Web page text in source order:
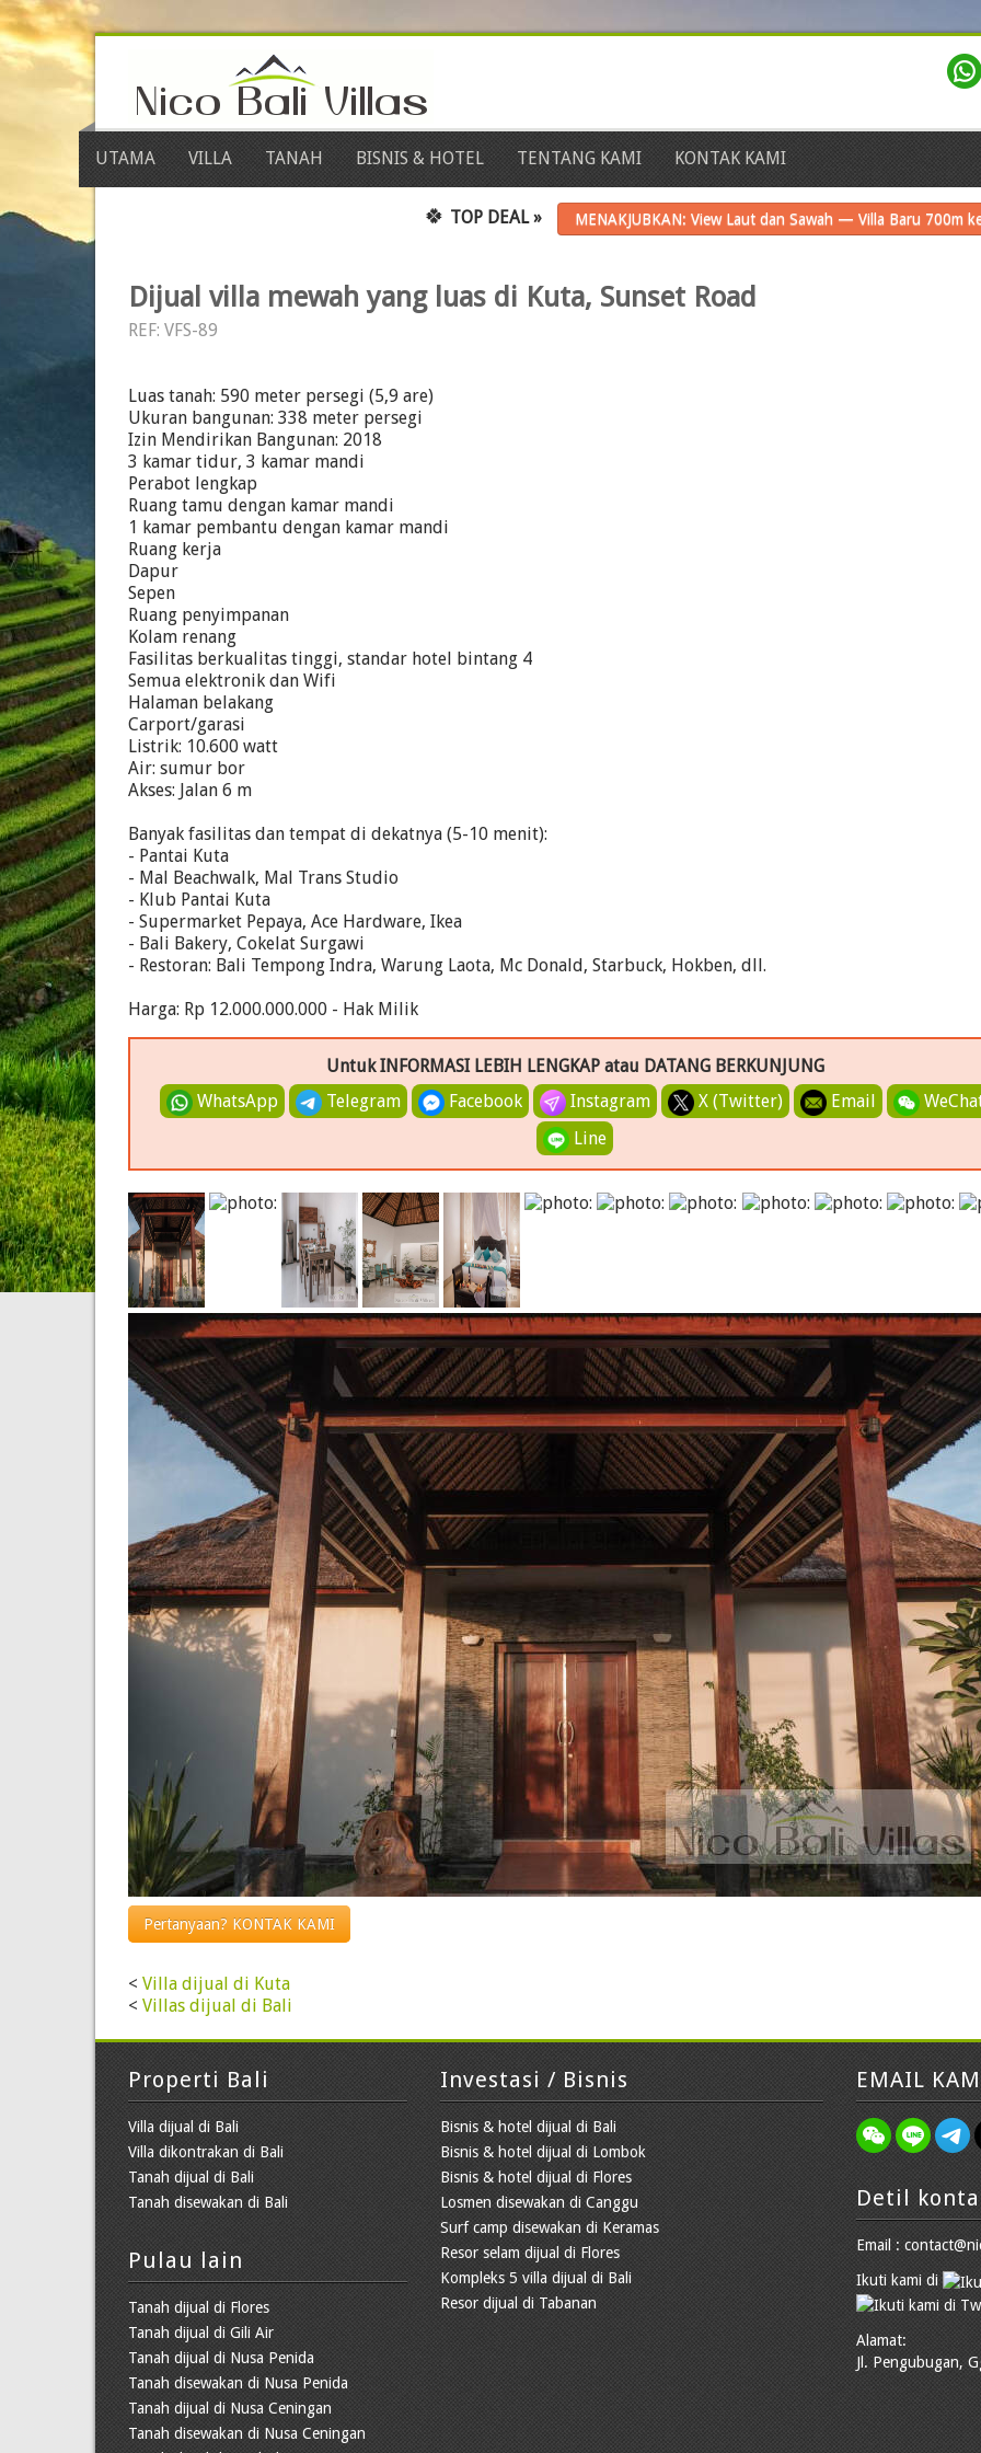
UTAMA VILLA TANAH BISNIS & HOTEL TENTANG KAMI KONTAK KAMI
🍀 TOP DEAL » MENAKJUBKAN: View Laut dan Sawah — Villa Baru 700m
Dijual villa mewah yang luas di Kuta, Sunset Road
REF: VFS-89
Luas tanah: 590 meter persegi (5,9 are)
Ukuran bangunan: 338 meter persegi
Izin Mendirikan Bangunan: 2018
3 kamar tidur, 3 kamar mandi
Perabot lengkap
Ruang tamu dengan kamar mandi
1 kamar pembantu dengan kamar mandi
Ruang kerja
Dapur
Sepen
Ruang penyimpanan
Kolam renang
Fasilitas berkualitas tinggi, standar hotel bintang 4
Semua elektronik dan Wifi
Halaman belakang
Carport/garasi
Listrik: 10.600 watt
Air: sumur bor
Akses: Jalan 6 m
Banyak fasilitas dan tempat di dekatnya (5-10 menit):
- Pantai Kuta
- Mal Beachwalk, Mal Trans Studio
- Klub Pantai Kuta
- Supermarket Pepaya, Ace Hardware, Ikea
- Bali Bakery, Cokelat Surgawi
- Restoran: Bali Tempong Indra, Warung Laota, Mc Donald, Starbuck, Hokben, dll.
Harga: Rp 12.000.000.000 - Hak Milik
Untuk INFORMASI LEBIH LENGKAP atau DATANG BERKUNJUNG
WhatsApp
Telegram Facebook Instagram X (Twitter) Email
Line
Pertanyaan? KONTAK KAMI
< Villa dijual di Kuta
< Villas dijual di Bali
Properti Bali
Villa dijual di Bali
Villa dikontrakan di Bali
Tanah dijual di Bali
Tanah disewakan di Bali
Pulau lain
Tanah dijual di Flores
Tanah dijual di Gili Air
Tanah dijual di Nusa Penida
Tanah disewakan di Nusa Penida
Tanah dijual di Nusa Ceningan
Tanah disewakan di Nusa Ceningan
Investasi / Bisnis
Bisnis & hotel dijual di Bali
Bisnis & hotel dijual di Lombok
Bisnis & hotel dijual di Flores
Losmen disewakan di Canggu
Surf camp disewakan di Keramas
Resor selam dijual di Flores
Kompleks 5 villa dijual di Bali
Resor dijual di Tabanan
EMAIL
Detil
Email :
Ikuti kami di
Alamat:
Jl. Pengubugan,